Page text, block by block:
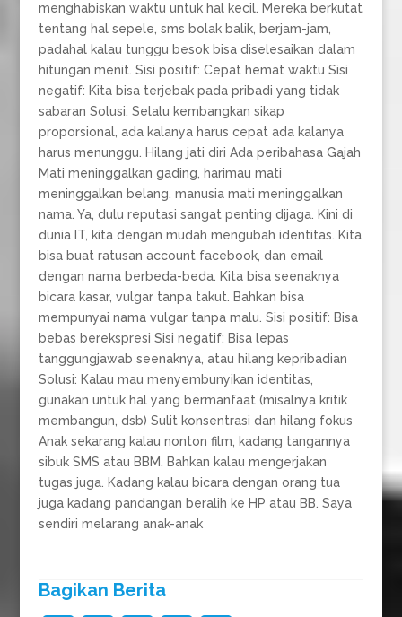
menghabiskan waktu untuk hal kecil. Mereka berkutat
tentang hal sepele, sms bolak balik, berjam-jam,
padahal kalau tunggu besok bisa diselesaikan dalam
hitungan menit. Sisi positif: Cepat hemat waktu Sisi
negatif: Kita bisa terjebak pada pribadi yang tidak
sabaran Solusi: Selalu kembangkan sikap
proporsional, ada kalanya harus cepat ada kalanya
harus menunggu. Hilang jati diri Ada peribahasa Gajah
Mati meninggalkan gading, harimau mati
meninggalkan belang, manusia mati meninggalkan
nama. Ya, dulu reputasi sangat penting dijaga. Kini di
dunia IT, kita dengan mudah mengubah identitas. Kita
bisa buat ratusan account facebook, dan email
dengan nama berbeda-beda. Kita bisa seenaknya
bicara kasar, vulgar tanpa takut. Bahkan bisa
mempunyai nama vulgar tanpa malu. Sisi positif: Bisa
bebas berekspresi Sisi negatif: Bisa lepas
tanggungjawab seenaknya, atau hilang kepribadian
Solusi: Kalau mau menyembunyikan identitas,
gunakan untuk hal yang bermanfaat (misalnya kritik
membangun, dsb) Sulit konsentrasi dan hilang fokus
Anak sekarang kalau nonton film, kadang tangannya
sibuk SMS atau BBM. Bahkan kalau mengerjakan
tugas juga. Kadang kalau bicara dengan orang tua
juga kadang pandangan beralih ke HP atau BB. Saya
sendiri melarang anak-anak
Bagikan Berita